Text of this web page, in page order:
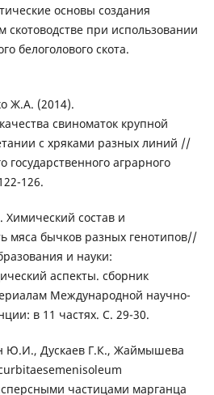
основы создания
скотоводстве при использовании
белоголового скота.
Ж.А. (2014).
свиноматок крупной
с хряками разных линий //
государственного аграрного
126.
состав и
мяса бычков разных генотипов//
и науки:
аспекты. сборник
Международной научно-
в 11 частях. С. 29-30.
Ю.И., Дускаев Г.К., Жаймышева
частицами марганца